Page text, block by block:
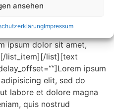
ansehen
Impressum
class=““
list_item][list_item
ipsum dolor sit amet,
list_item][/list][text
ipsum
elit, sed do
labore et dolore magna
quis nostrud